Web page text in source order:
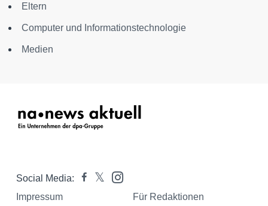
Eltern
Computer und Informationstechnologie
Medien
Social Media:
Impressum
Für Redaktionen